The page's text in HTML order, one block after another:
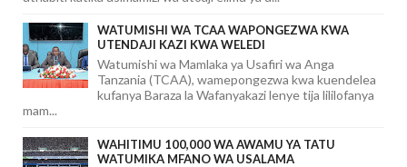
WATUMISHI WA TCAA WAPONGEZWA KWA
UTENDAJI KAZI KWA WELEDI
Watumishi wa Mamlaka ya Usafiri wa Anga
Tanzania (TCAA), wamepongezwa kwa kuendelea
kufanya Baraza la Wafanyakazi lenye tija lililofanya
mam...
WAHITIMU 100,000 WA AWAMU YA TATU
WATUMIKA MFANO WA USALAMA